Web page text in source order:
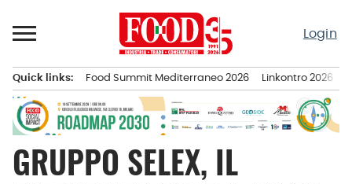
al
Login
principale
Quick links: Food Summit Mediterraneo 2026 Linkontro 2026
GRUPPO SELEX, IL